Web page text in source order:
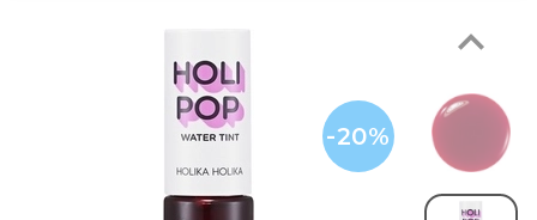
-20%